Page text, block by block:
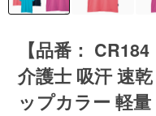
【品番：
介護士 吸汗 速
ップカラー 軽量